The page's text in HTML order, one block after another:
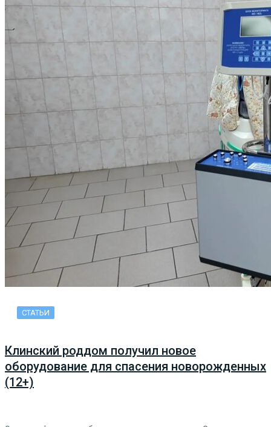
СТАТЬИ
Клинский роддом получил новое
оборудование для спасения новорожденных
(12+)